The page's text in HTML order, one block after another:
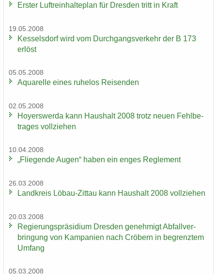
Ers­ter Luft­rein­hal­te­plan für Dres­den tritt in Kraft
19.05.2008
Kes­sel­s­dorf wird vom Durch­gangs­ver­kehr der B 173
er­löst
05.05.2008
Aqua­rel­le eines ru­he­los Rei­sen­den
02.05.2008
Ho­yers­wer­da kann Haus­halt 2008 trotz neuen Fehl­be­
tra­ges voll­zie­hen
10.04.2008
„Flie­gen­de Augen“ haben ein enges Re­gle­ment
26.03.2008
Land­kreis Löbau-​Zittau kann Haus­halt 2008 voll­zie­hen
20.03.2008
Re­gie­rungs­prä­si­di­um Dres­den ge­neh­migt Ab­fall­ver­
brin­gung von Kam­pa­ni­en nach Crö­bern in be­grenz­tem
Um­fang
05.03.2008